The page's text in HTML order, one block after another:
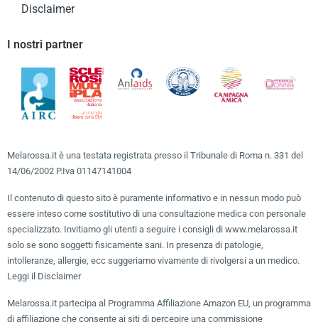
Disclaimer
I nostri partner
Melarossa.it è una testata registrata presso il Tribunale di Roma n. 331 del
14/06/2002 P.Iva 01147141004
Il contenuto di questo sito è puramente informativo e in nessun modo può
essere inteso come sostitutivo di una consultazione medica con personale
specializzato. Invitiamo gli utenti a seguire i consigli di www.melarossa.it
solo se sono soggetti fisicamente sani. In presenza di patologie,
intolleranze, allergie, ecc suggeriamo vivamente di rivolgersi a un medico.
Leggi il Disclaimer
Melarossa.it partecipa al Programma Affiliazione Amazon EU, un programma
di affiliazione che consente ai siti di percepire una commissione